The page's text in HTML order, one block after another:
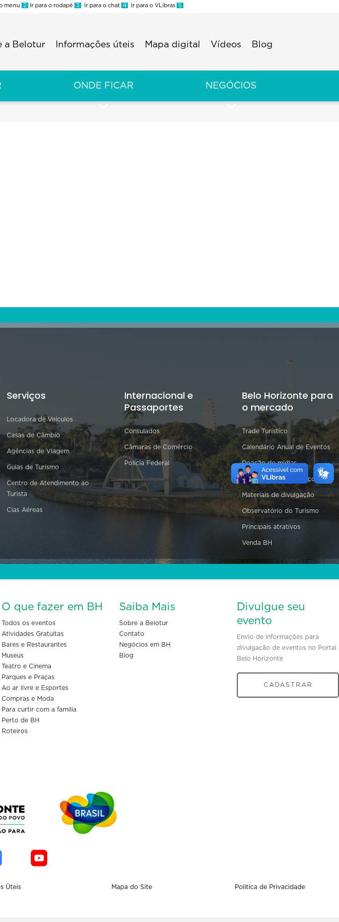
menu 2 Ir para o rodapé 3 Ir para o chat 4 Ir para o VLibras 5
a Belotur Informações úteis Mapa digital Vídeos Blog
ONDE FICAR NEGÓCIOS
Serviços
Locadora de Veículos
Casas de Câmbio
Agências de Viagem
Guias de Turismo
Centro de Atendimento ao
Turista
Cias Aéreas
Internacional e
Passaportes
Consulados
Câmaras de Comércio
Polícia Federal
Belo Horizonte para
o mercado
Trade Turístico
Calendário Anual de Eventos
Doação de mídias
Equipamentos e serviços
Materiais de divulgação
Observatório do Turismo
Principais atrativos
Venda BH
O que fazer em BH
Todos os eventos
Atividades Gratuitas
Bares e Restaurantes
Museus
Teatro e Cinema
Parques e Praças
Ao ar livre e Esportes
Compras e Moda
Para curtir com a familia
Perto de BH
Roteiros
Saiba Mais
Sobre a Belotur
Contato
Negócios em BH
Blog
Divulgue seu
evento
Envio de informações para
divulgação de eventos no Portal
Belo Horizonte
CADASTRAR
Üteis Mapa do Site Politica de Privacidade